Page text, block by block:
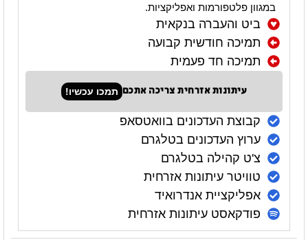
במגוון פלטפורמות ואפליקציות.
ביט והעברה בנקאית
תמיכה חודשית קבועה
תמיכה חד פעמית
עיתונות אזרחית צריכה אתכם תמכו עכשיו!
קבוצת העדכונים בוואטסאפ
ערוץ העדכונים בטלגרם
צ'ט קהילה בטלגרם
טוויטר עיתונות אזרחית
אפליקציית אנדרואיד
פודקאסט עיתונות אזרחית